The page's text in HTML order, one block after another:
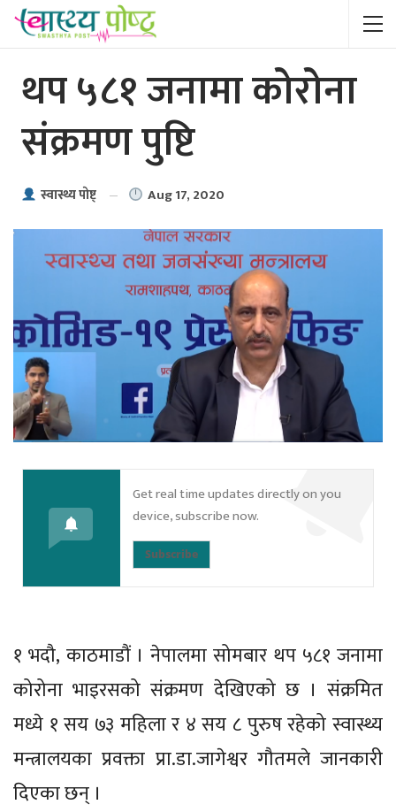
थप ५८१ जनामा कोरोना
संक्रमण पुष्टि
स्वास्थ्य पाेष्ट् Aug 17, 2020
Get real time updates directly on you
device, subscribe now.
Subscribe
१ भदौ, काठमाडौं । नेपालमा सोमबार थप ५८१ जनामा
कोरोना भाइरसको संक्रमण देखिएको छ । संक्रमित
मध्ये १ सय ७३ महिला र ४ सय ८ पुरुष रहेको स्वास्थ्य
मन्त्रालयका प्रवक्ता प्रा.डा.जागेश्वर गौतमले जानकारी
दिएका छन् ।